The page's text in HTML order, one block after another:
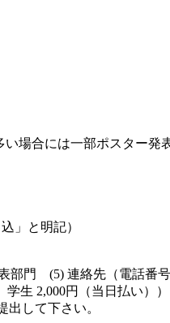
場合には一部ポスター発
」と明記）
(5) 連絡先（電話番号
生 2,000円（当日払い））
出して下さい。